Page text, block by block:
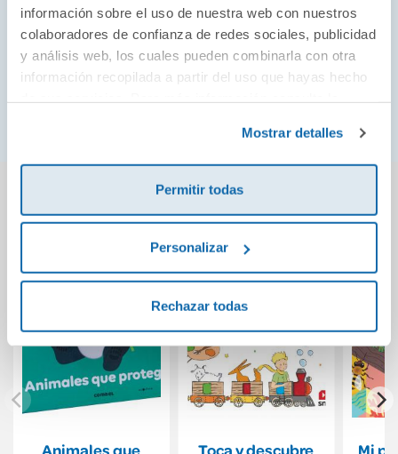
información sobre el uso de nuestra web con nuestros
colaboradores de confianza de redes sociales, publicidad
y análisis web, los cuales pueden combinarla con otra
información recopilada a partir del uso que hayas hecho
Mostrar detalles
Permitir todas
Personalizar
Rechazar todas
Mi primer Beethoven
Mi primer Mozart
Mi primer Vivaldi
Mi primer Bach
Mis melodías jazz de Navidad
También podría gustarte...
Animales que
Toca y descubre
Mi